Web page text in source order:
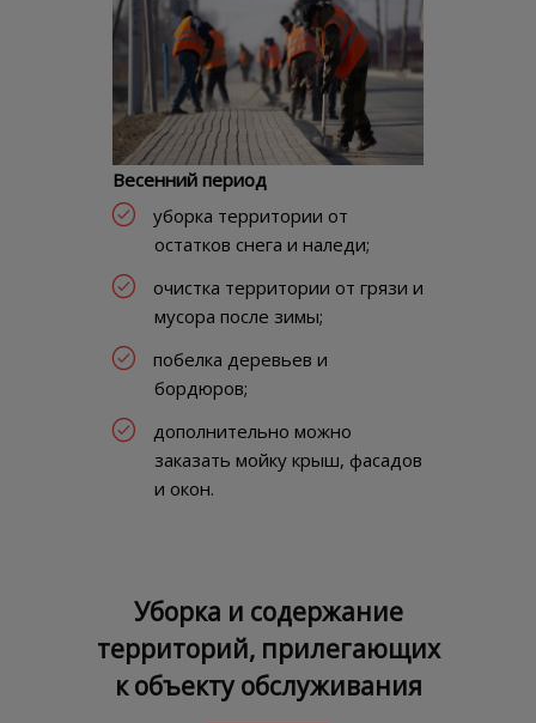
Весенний период
уборка территории от
остатков снега и наледи;
очистка территории от грязи и
мусора после зимы;
побелка деревьев и
бордюров;
дополнительно можно
заказать мойку крыш, фасадов
и окон.
Уборка и содержание
территорий, прилегающих
к объекту обслуживания